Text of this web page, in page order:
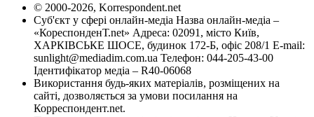
© 2000-2026, Korrespondent.net
Суб'єкт у сфері онлайн-медіа Назва онлайн-медіа –
«КореспонденТ.net» Адреса: 02091, місто Київ,
ХАРКІВСЬКЕ ШОСЕ, будинок 172-Б, офіс 208/1 E-mail:
sunlight@mediadim.com.ua Телефон: 044-205-43-00
Ідентифікатор медіа – R40-06068
Використання будь-яких матеріалів, розміщених на
сайті, дозволяється за умови посилання на
Корреспондент.net.